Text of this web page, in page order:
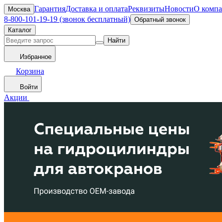
Москва ГарантияДоставка и оплатаРеквизитыНовостиО
8-800-101-19-19 (звонок бесплатный) Обратный звонок
Каталог
Найти
Избранное
Корзина
Войти
Акции